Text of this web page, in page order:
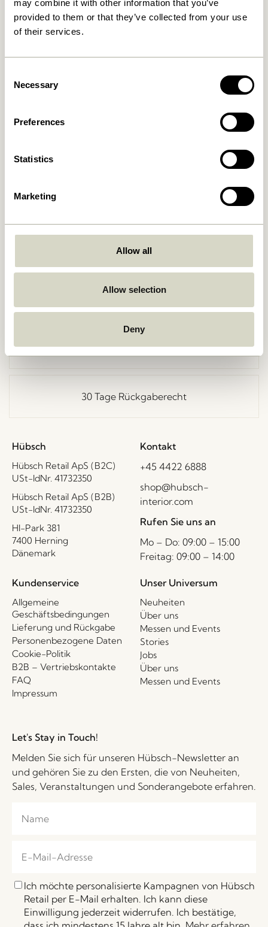
may combine it with other information that you’ve
provided to them or that they’ve collected from your use
of their services.
Selection
Necessary
Preferences
Statistics
Marketing
Allow all
Allow selection
Deny
Zurück
Lieferung 1-4 Werktage
30 Tage Rückgaberecht
Hübsch
Hübsch Retail ApS (B2C)
USt-IdNr. 41732350
Hübsch Retail ApS (B2B)
USt-IdNr. 41732350
HI-Park 381
7400 Herning
Dänemark
Kontakt
+45 4422 6888
shop@hubsch-
interior.com
Rufen Sie uns an
Mo – Do: 09:00 – 15:00
Freitag: 09:00 – 14:00
Kundenservice
Allgemeine
Geschäftsbedingungen
Lieferung und Rückgabe
Personenbezogene Daten
Cookie-Politik
B2B – Vertriebskontakte
FAQ
Impressum
Unser Universum
Neuheiten
Über uns
Messen und Events
Stories
Jobs
Über uns
Messen und Events
Let's Stay in Touch!
Melden Sie sich für unseren Hübsch-Newsletter an
und gehören Sie zu den Ersten, die von Neuheiten,
Sales, Veranstaltungen und Sonderangebote erfahren.
Ich möchte personalisierte Kampagnen von Hübsch
Retail per E-Mail erhalten. Ich kann diese
Einwilligung jederzeit widerrufen. Ich bestätige,